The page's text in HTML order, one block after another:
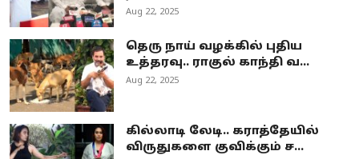
Aug 22, 2025
தெரு நாய் வழக்கில் புதிய
உத்தரவு.. ராகுல் காந்தி வ...
Aug 22, 2025
கில்லாடி லேடி.. கராத்தேயில்
விருதுகளை குவிக்கும் ச...